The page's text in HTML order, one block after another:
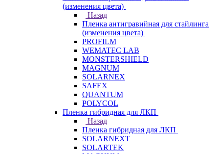
(изменения цвета)
Назад
Пленка антигравийная для стайлинга
(изменения цвета)
PROFILM
WEMATEC LAB
MONSTERSHIELD
MAGNUM
SOLARNEX
SAFEX
QUANTUM
POLYCOL
Пленка гибридная для ЛКП
Назад
Пленка гибридная для ЛКП
SOLARNEXT
SOLARTEK